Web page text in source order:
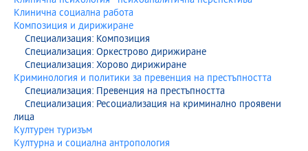
Клинична социална работа
Композиция и дирижиране
Специализация: Композиция
Специализация: Оркестрово дирижиране
Специализация: Хорово дирижиране
Криминология и политики за превенция на престъпността
Специализация: Превенция на престъпността
Специализация: Ресоциализация на криминално проявени
лица
Културен туризъм
Културна и социална антропология